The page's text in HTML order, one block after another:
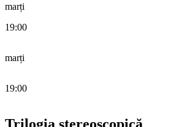
marți
19:00
marți
19:00